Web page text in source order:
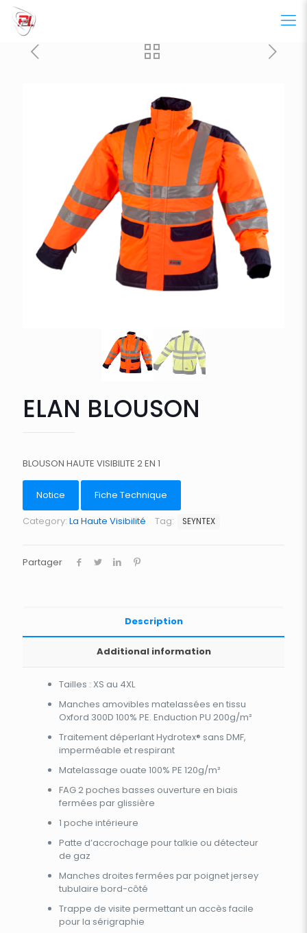
ELAN BLOUSON
BLOUSON HAUTE VISIBILITE 2 EN 1
Notice
Fiche Technique
Category: La Haute Visibilité Tag: SEYNTEX
Partager
Description
Additional information
Tailles : XS au 4XL
Manches amovibles matelassées en tissu
Oxford 300D 100% PE. Enduction PU 200g/m²
Traitement déperlant Hydrotex® sans DMF,
imperméable et respirant
Matelassage ouate 100% PE 120g/m²
FAG 2 poches basses ouverture en biais
fermées par glissière
1 poche intérieure
Patte d’accrochage pour talkie ou détecteur
de gaz
Manches droites fermées par poignet jersey
tubulaire bord-côté
Trappe de visite permettant un accès facile
pour la sérigraphie